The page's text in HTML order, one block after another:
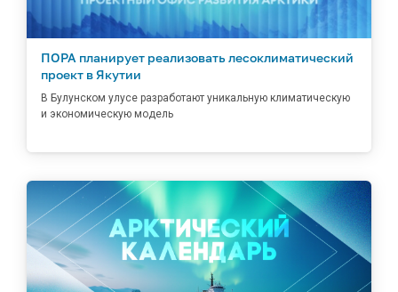
ПОРА планирует реализовать лесоклиматический
проект в Якутии
В Булунском улусе разработают уникальную климатическую
и экономическую модель